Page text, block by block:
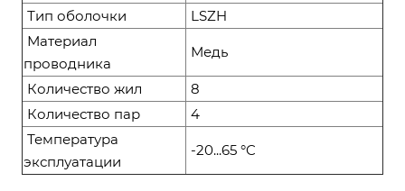
Тип оболочки
LSZH
Материал
проводника
Медь
Количество жил
8
Количество пар
4
Температура
эксплуатации
-20...65 °C